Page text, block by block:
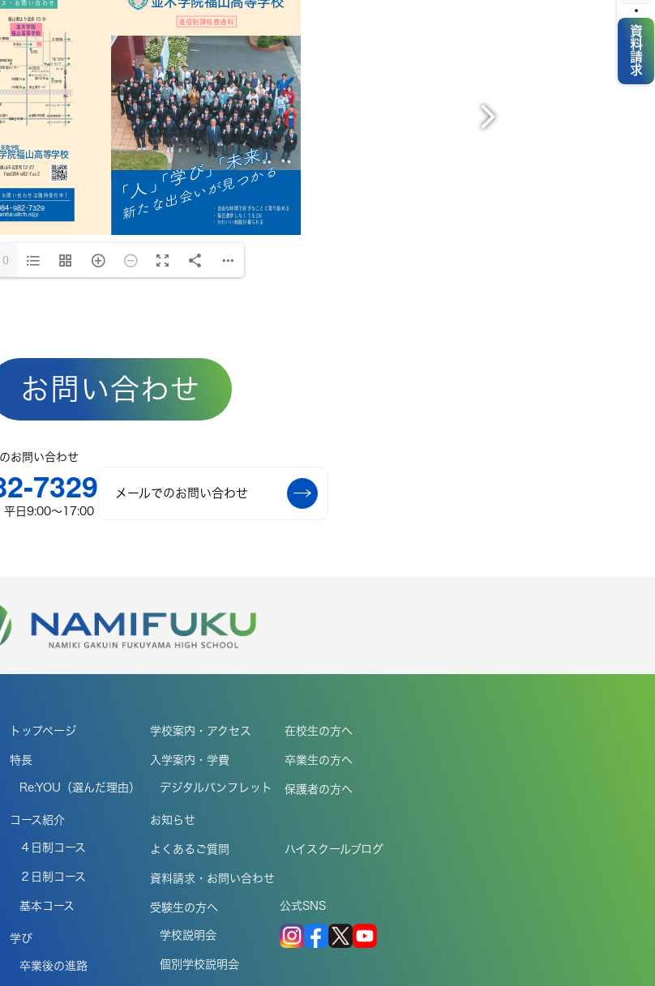
お問い合わせ
お問い合わせ
7329
平日9:00〜17:00
メールでのお問い合わせ
トップページ
特長
Re:YOU（選んだ理由）
コース紹介
４日制コース
２日制コース
基本コース
学び
卒業後の進路
学校案内・アクセス
入学案内・学費
デジタルパンフレット
お知らせ
よくあるご質問
資料請求・お問い合わせ
受験生の方へ
学校説明会
個別学校説明会
在校生の方へ
卒業生の方へ
保護者の方へ
ハイスクールブログ
公式SNS
・
資料請求